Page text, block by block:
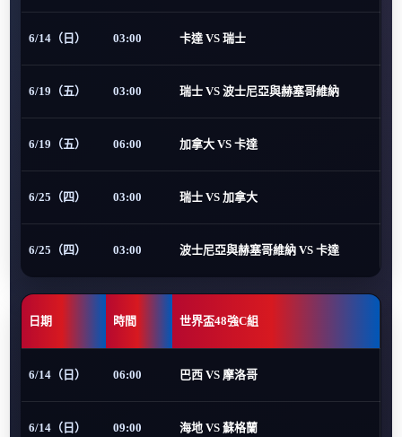
6/14（日） 03:00 卡達 VS 瑞士
6/19（五） 03:00 瑞士 VS 波士尼亞與赫塞哥維納
6/19（五） 06:00 加拿大 VS 卡達
6/25（四） 03:00 瑞士 VS 加拿大
6/25（四） 03:00 波士尼亞與赫塞哥維納 VS 卡達
日期 時間 世界盃48強C組
6/14（日） 06:00 巴西 VS 摩洛哥
6/14（日） 09:00 海地 VS 蘇格蘭